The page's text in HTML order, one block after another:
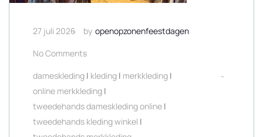
27 juli 2026 by openopzonenfeestdagen
No Comments
dameskleding | kleding | merkkleding |
online merkkleding |
tweedehands dameskleding online |
tweedehands kleding winkel |